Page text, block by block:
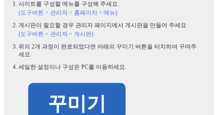
사이트를 구성할 메뉴를 구성해 주세요.
(도구버튼 > 관리자 > 홈페이지 > 메뉴)
게시판이 필요할 경우 관리자 페이지에서 게시판을 만들어 주세요
(도구버튼 > 관리자 > 게시판)
위의 2개 과정이 완료되었다면 아래의 꾸미기 버튼을 터치하여 꾸며주
세요.
세밀한 설정이나 구성은 PC를 이용하세요.
꾸미기